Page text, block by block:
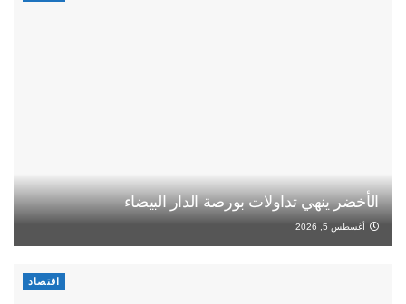
الأخضر ينهي تداولات بورصة الدار البيضاء
أغسطس 5, 2026
اقتصاد